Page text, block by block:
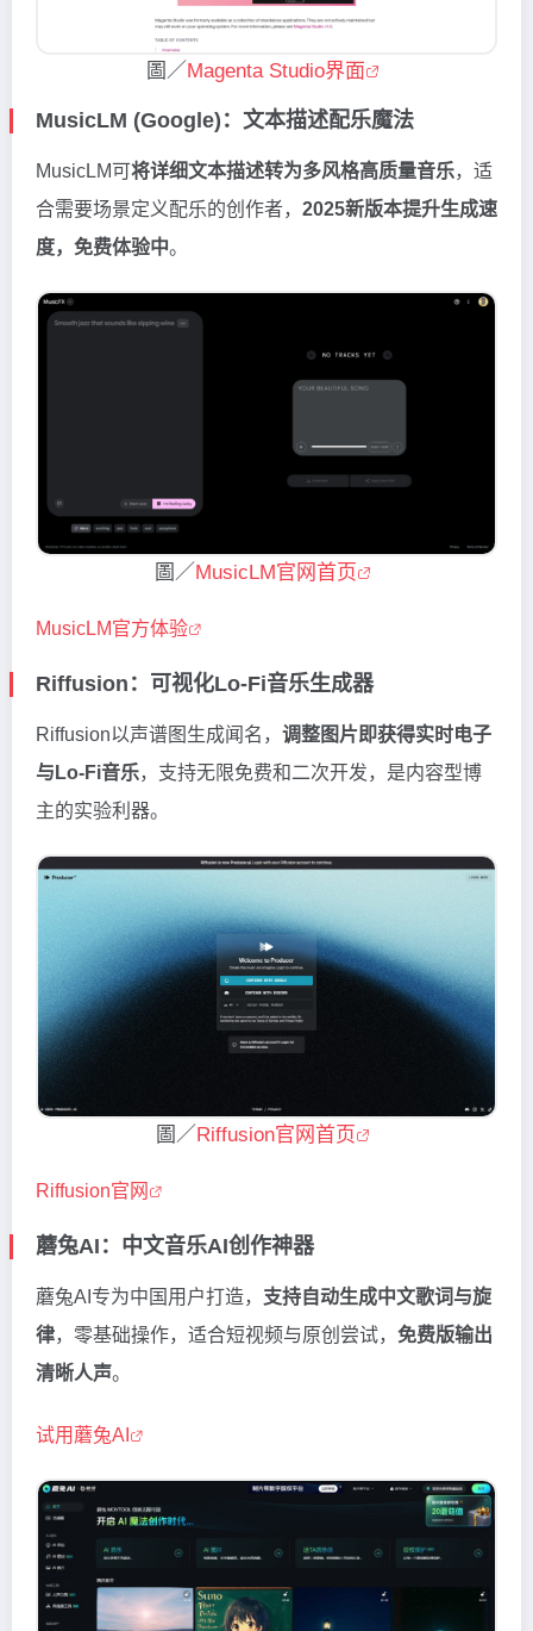
圖／Magenta Studio界面
MusicLM (Google)：文本描述配乐魔法
MusicLM可将详细文本描述转为多风格高质量音乐，适
合需要场景定义配乐的创作者， 2025新版本提升生成速
度，免费体验中。
圖／MusicLM官网首页
MusicLM官方体验
Riffusion：可视化Lo-Fi音乐生成器
Riffusion以声谱图生成闻名， 调整图片即获得实时电子
与Lo-Fi音乐，支持无限免费和二次开发，是内容型博
主的实验利器。
圖／Riffusion官网首页
Riffusion官网
蘑兔AI：中文音乐AI创作神器
蘑兔AI专为中国用户打造， 支持自动生成中文歌词与旋
律，零基础操作，适合短视频与原创尝试， 免费版输出
清晰人声。
试用蘑兔AI